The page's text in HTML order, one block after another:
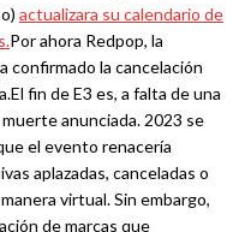
actualizara su calendario de
Por ahora Redpop, la
confirmado la cancelación
El fin de E3 es, a falta de una
anunciada. 2023 se
el evento renacería
aplazadas, canceladas o
virtual. Sin embargo,
de marcas que